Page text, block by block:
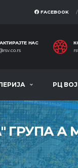
FACEBOOK
НАС
РЦ
ГРУПА